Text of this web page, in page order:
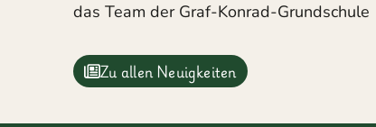
das Team der Graf-Konrad-Grundschule
Zu allen Neuigkeiten